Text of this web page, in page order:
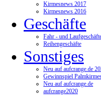
Kirmesnews 2017
Kirmesnews 2016
Geschäfte
Fahr - und
Reihengeschäfte
Sonstiges
Neu auf aufcrange.de
Gewinnspiel
Neu auf aufcrange.de
aufcrange2020